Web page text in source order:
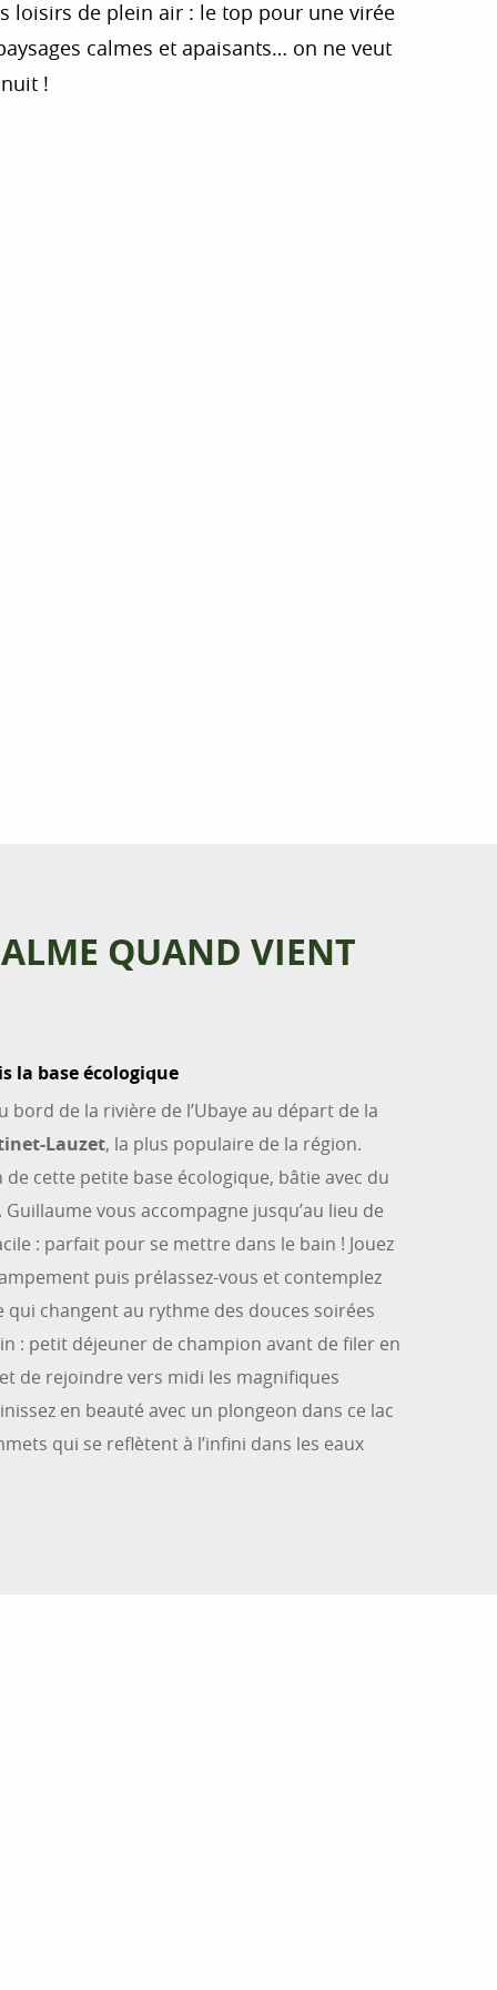
loisirs de plein air : le top pour une virée
calmes et apaisants… on ne veut
!
aux favoris
QUAND VIENT
la base écologique
bord de la rivière de l’Ubaye au départ de la
Lauzet, la plus populaire de la région.
de cette petite base écologique, bâtie avec du
vous accompagne jusqu’au lieu de
: parfait pour se mettre dans le bain ! Jouez
puis prélassez-vous et contemplez
qui changent au rythme des douces soirées
: petit déjeuner de champion avant de filer en
de rejoindre vers midi les magnifiques
en beauté avec un plongeon dans ce lac
qui se reflètent à l’infini dans les eaux